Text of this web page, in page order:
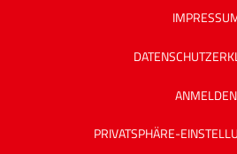
ANMELDEN
PRIVATSPHÄRE-